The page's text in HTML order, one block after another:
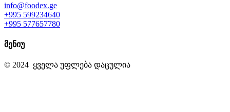
info@foodex.ge
+995 599234640
+995 577657780
მენიუ
© 2024 ყველა უფლება დაცულია